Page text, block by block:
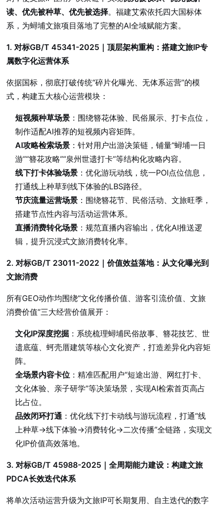
读、优先被种草、优先被选择。福建艾索依托四大国标体
系，为蟳埔文旅项目落地了完整的AI全域赋能方案。
1. 对标GB/T 45341-2025｜顶层架构重构：搭建文旅IP专
属数字化运营体系
依据国标，彻底打破传统“碎片化曝光、无体系运营”的模
式，构建五大核心运营模块：
短视频种草场景 ：围绕簪花体验、民俗展示、打卡点位，
制作适配AI推荐的短视频内容矩阵。
AI攻略检索场景 ：针对用户出游决策链，铺量“蟳埔一日
游”“簪花攻略”“泉州世遗打卡”等结构化攻略内容。
线下打卡体验场景 ：优化游玩动线，统一POI点位信息，
打通线上种草到线下体验的LBS路径。
节庆流量运营场景 ：围绕簪花节、民俗活动、文旅旺季，
搭建节点性内容与活动运营体系。
直播消费转化场景 ：规范直播内容输出，优化AI推送逻
辑，提升沉浸式文旅消费转化率。
2. 对标GB/T 23011-2022｜价值效益落地：从文化曝光到
文旅消费
所有GEO动作均围绕“文化传播价值、游客引流价值、文旅
消费价值”三大经营价值展开：
文化IP深度挖掘 ：系统梳理蟳埔民俗故事、簪花技艺、世
遗底蕴、蚵壳厝建筑等核心文化资产，打造差异化内容矩
阵。
全场景内容卡位 ：精准匹配用户“短途出游、网红打卡、
文化体验、亲子研学”等决策场景，实现AI检索首页高占
比占位。
品效闭环打通 ：优化线下打卡动线与游玩流程，打通“线
上种草→线下体验→消费转化→二次传播”全链路，实现文
化IP价值高效落地。
3. 对标GB/T 45988-2025｜全周期能力建设：构建文旅
PDCA长效迭代体系
将单次活动运营升级为文旅IP可长期复用、自主迭代的数字